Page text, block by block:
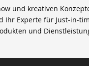
und kreativen
Ihr Experte für Just-in-
und